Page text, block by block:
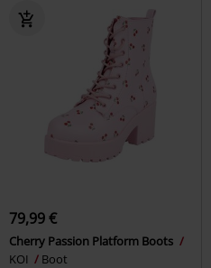
79,99 €
Cherry Passion Platform Boots
KOI
Boot